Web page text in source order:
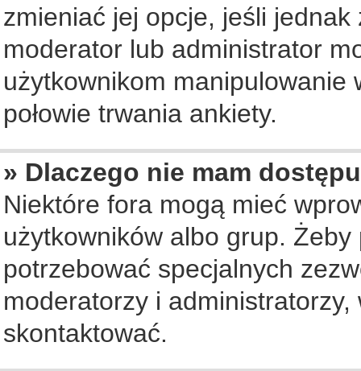
zmieniać jej opcje, jeśli jednak
moderator lub administrator
użytkownikom
połowie trwania ankiety.
» Dlaczego nie mam
Niektóre fora mogą mieć
użytkowników albo grup.
potrzebować specjalnych
moderatorzy i
skontaktować.